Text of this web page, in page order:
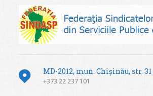
MD-2012, mun. Chișinău, str. 31
+373 22 237 101